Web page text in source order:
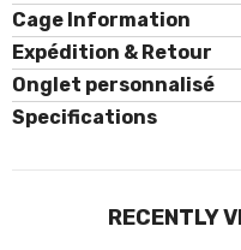
Cage Information
Expédition & Retour
Onglet personnalisé
Specifications
RECENTLY